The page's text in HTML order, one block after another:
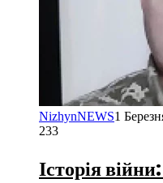
NizhynNEWS1
233
Історія